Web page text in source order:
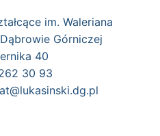
im. Waleriana
Górniczej
40
30 93